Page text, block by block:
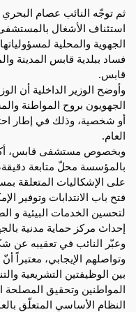
ثم توجّه النائب عصام
استئناف الأشغال
الجهوية والمحلية
فساد ببلدية قابس المدينة
قابس.
وأوضح الوزير الداخلية أن
الجهويون بروح المواطنة
أو شخصية، وذلك في إطار
العام.
وبخصوص مستشفى قابس، أكد
بالمؤسسة محلّ متابعة
على الإشكاليات المتعلقة
فتح باب الانتدابات وتوفير
لتحسين الخدمات البيئية و
إحداث مركز حماية مدنية
وعبّر النائب في تعقيبه عن
وتواصلهم الإيجابي، معتبراً
بين الوظيفتين التشريعية
المواطنين وتحقيق المصلحة
النظام الأساسي المتعلّق